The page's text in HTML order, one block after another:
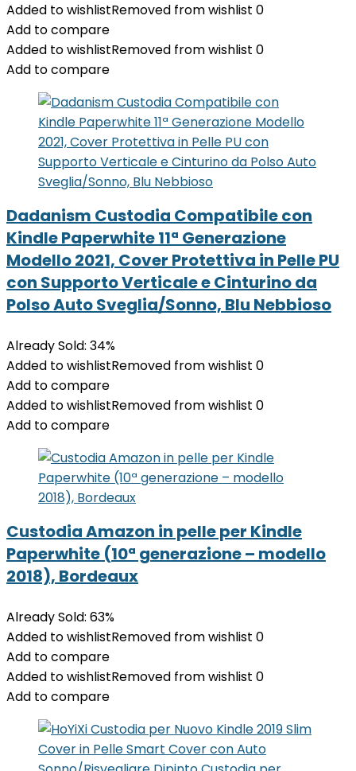
Added to wishlistRemoved from wishlist 0
Add to compare
Added to wishlistRemoved from wishlist 0
Add to compare
Dadanism Custodia Compatibile con
Kindle Paperwhite 11ª Generazione
Modello 2021, Cover Protettiva in Pelle PU
con Supporto Verticale e Cinturino da
Polso Auto Sveglia/Sonno, Blu Nebbioso
Already Sold: 34%
Added to wishlistRemoved from wishlist 0
Add to compare
Added to wishlistRemoved from wishlist 0
Add to compare
Custodia Amazon in pelle per Kindle
Paperwhite (10ª generazione – modello
2018), Bordeaux
Already Sold: 63%
Added to wishlistRemoved from wishlist 0
Add to compare
Added to wishlistRemoved from wishlist 0
Add to compare